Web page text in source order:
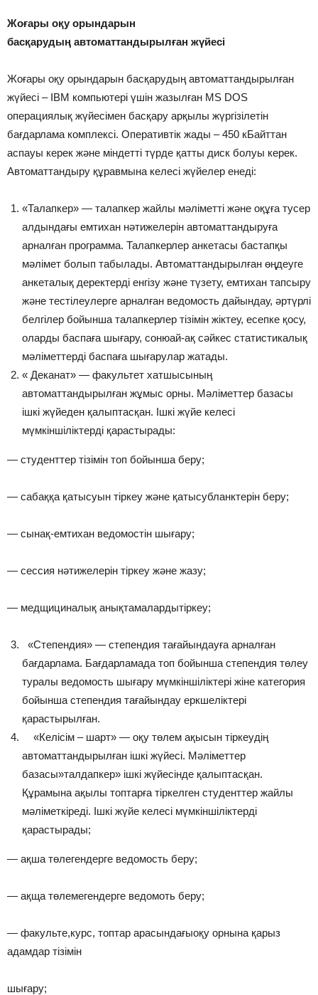
Жоғары оқу орындарын
басқарудың автоматтандырылған жүйесі
Жоғары оқу орындарын басқарудың автоматтандырылған
жүйесі – IBM компьютері үшін жазылған MS DOS
операциялық жүйесімен басқару арқылы жүргізілетін
бағдарлама комплексі. Оперативтік жады – 450 кБайттан
аспауы керек және міндетті түрде қатты диск болуы керек.
Автоматтандыру құравмына келесі жүйелер енеді:
«Талапкер» — талапкер жайлы мәліметті және оқұға тусер
алдындағы емтихан нәтижелерін автоматтандыруға
арналған программа. Талапкерлер анкетасы бастапқы
мәлімет болып табылады. Автоматтандырылған өңдеуге
анкеталық деректерді енгізу және түзету, емтихан тапсыру
және тестілеулерге арналған ведомость дайындау, әртүрлі
белгілер бойынша талапкерлер тізімін жіктеу, есепке қосу,
оларды баспаға шығару, сонюай-ақ сәйкес статистикалық
мәліметтерді баспаға шығарулар жатады.
« Деканат» — факультет хатшысының
автоматтандырылған жұмыс орны. Мәліметтер базасы
ішкі жүйеден қалыптасқан. Ішкі жүйе келесі
мүмкіншіліктерді қарастырады:
— студенттер тізімін топ бойынша беру;
— сабаққа қатысуын тіркеу және қатысубланктерін беру;
— сынақ-емтихан ведомостін шығару;
— сессия нәтижелерін тіркеу және жазу;
— медщициналық анықтамалардытіркеу;
«Степендия» — степендия тағайындауға арналған
бағдарлама. Бағдарламада топ бойынша степендия төлеу
туралы ведомость шығару мүмкіншіліктері жіне категория
бойынша степендия тағайындау еркшеліктері
қарастырылған.
«Келісім – шарт» — оқу төлем ақысын тіркеудің
автоматтандырылған ішкі жүйесі. Мәліметтер
базасы»талдапкер» ішкі жүйесінде қалыптасқан.
Құрамына ақылы топтарға тіркелген студенттер жайлы
мәліметкіреді. Ішкі жүйе келесі мүмкіншіліктерді
қарастырады;
— ақша төлегендерге ведомость беру;
— ақща төлемегендерге ведомоть беру;
— факульте,курс, топтар арасындағыоқу орнына қарыз
адамдар тізімін
шығару;